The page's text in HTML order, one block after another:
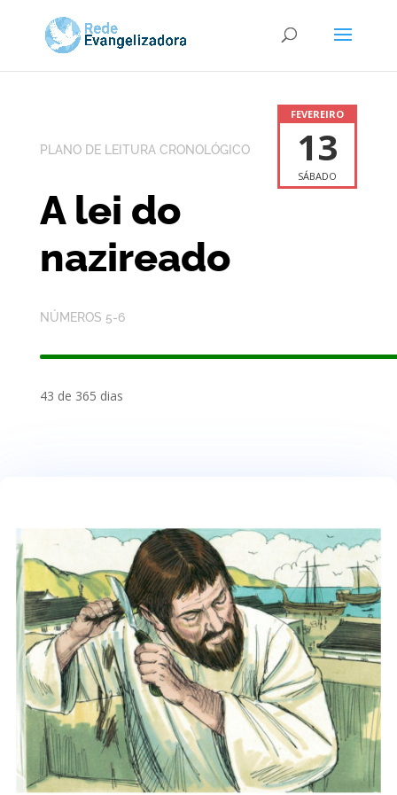
PLANO DE LEITURA CRONOLÓGICO
FEVEREIRO
13
SÁBADO
A lei do
nazireado
NÚMEROS 5-6
43 de 365 dias